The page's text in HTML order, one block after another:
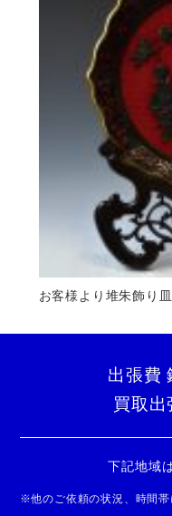
お客様より堆朱飾り
出張費
買取出
下記地域
※他のご依頼の状況、時間